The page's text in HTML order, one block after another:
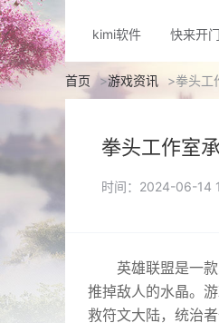
kimi软件
首页 >游戏资讯 >拳头工
拳头工作室
时间：2024-06-14
英雄联盟是一
推掉敌人的水晶。
救符文大陆，统治